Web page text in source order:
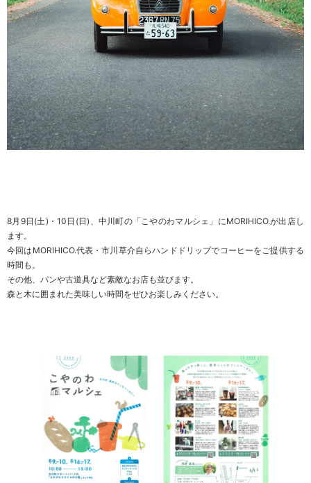
8月9日(土)・10日(日)、中川町の「こやのわマルシェ」にMORIHICO.が出店し
ます。
今回はMORIHICO.代表・市川草介自らハンドドリップでコーヒーをご提供する
時間も。
その他、パンや古道具など素敵なお店も並びます。
森と木に囲まれた美味しい時間をぜひお楽しみください。